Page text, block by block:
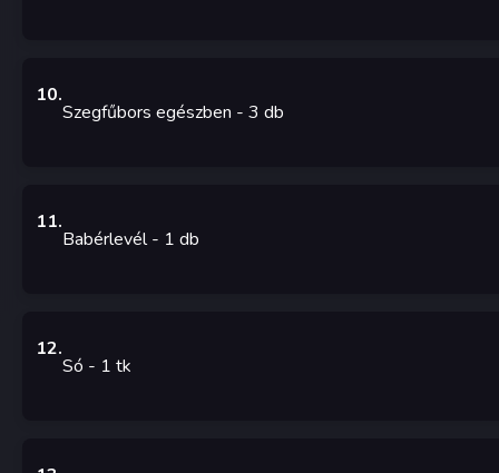
10.
Szegfűbors egészben - 3 db
11.
Babérlevél- 1 db
12.
Só - 1 tk